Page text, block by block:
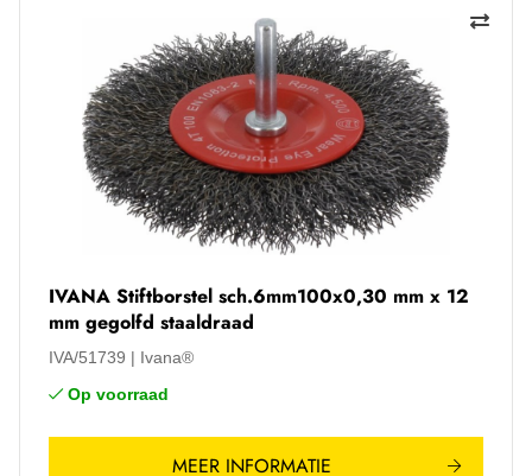
IVANA Stiftborstel sch.6mm100x0,30 mm x 12
mm gegolfd staaldraad
IVA/51739
Ivana®
Op voorraad
MEER INFORMATIE